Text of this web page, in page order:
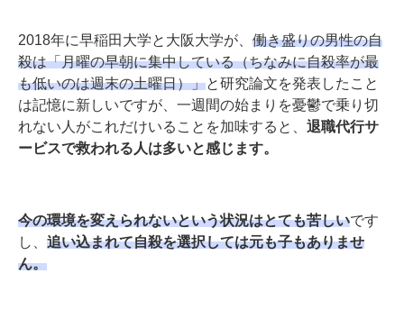
2018年に早稲田大学と大阪大学が、 働き盛りの男性の自
殺は「月曜の早朝に集中している（ちなみに自殺率が最
も低いのは週末の土曜日）」と研究論文を発表したこと
は記憶に新しいですが、一週間の始まりを憂鬱で乗り切
れない人がこれだけいることを加味すると、 退職代行サ
ービスで救われる人は多いと感じます。
今の環境を変えられないという状況はとても苦しいです
し、 追い込まれて自殺を選択しては元も子もありませ
ん。